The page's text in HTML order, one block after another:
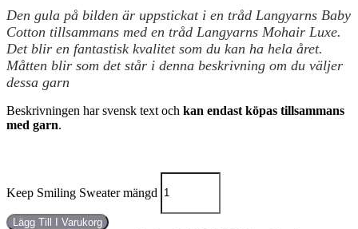
Den gula på bilden är uppstickat i en tråd Langyarns Baby
Cotton tillsammans med en tråd Langyarns Mohair Luxe.
Det blir en fantastisk kvalitet som du kan ha hela året.
Måtten blir som det står i denna beskrivning om du väljer
dessa garn
Beskrivningen har svensk text och kan endast köpas tillsammans
med garn.
Keep Smiling Sweater mängd
Lägg Till I Varukorg